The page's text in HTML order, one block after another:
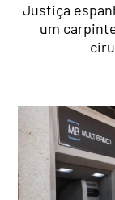
Justiça
um